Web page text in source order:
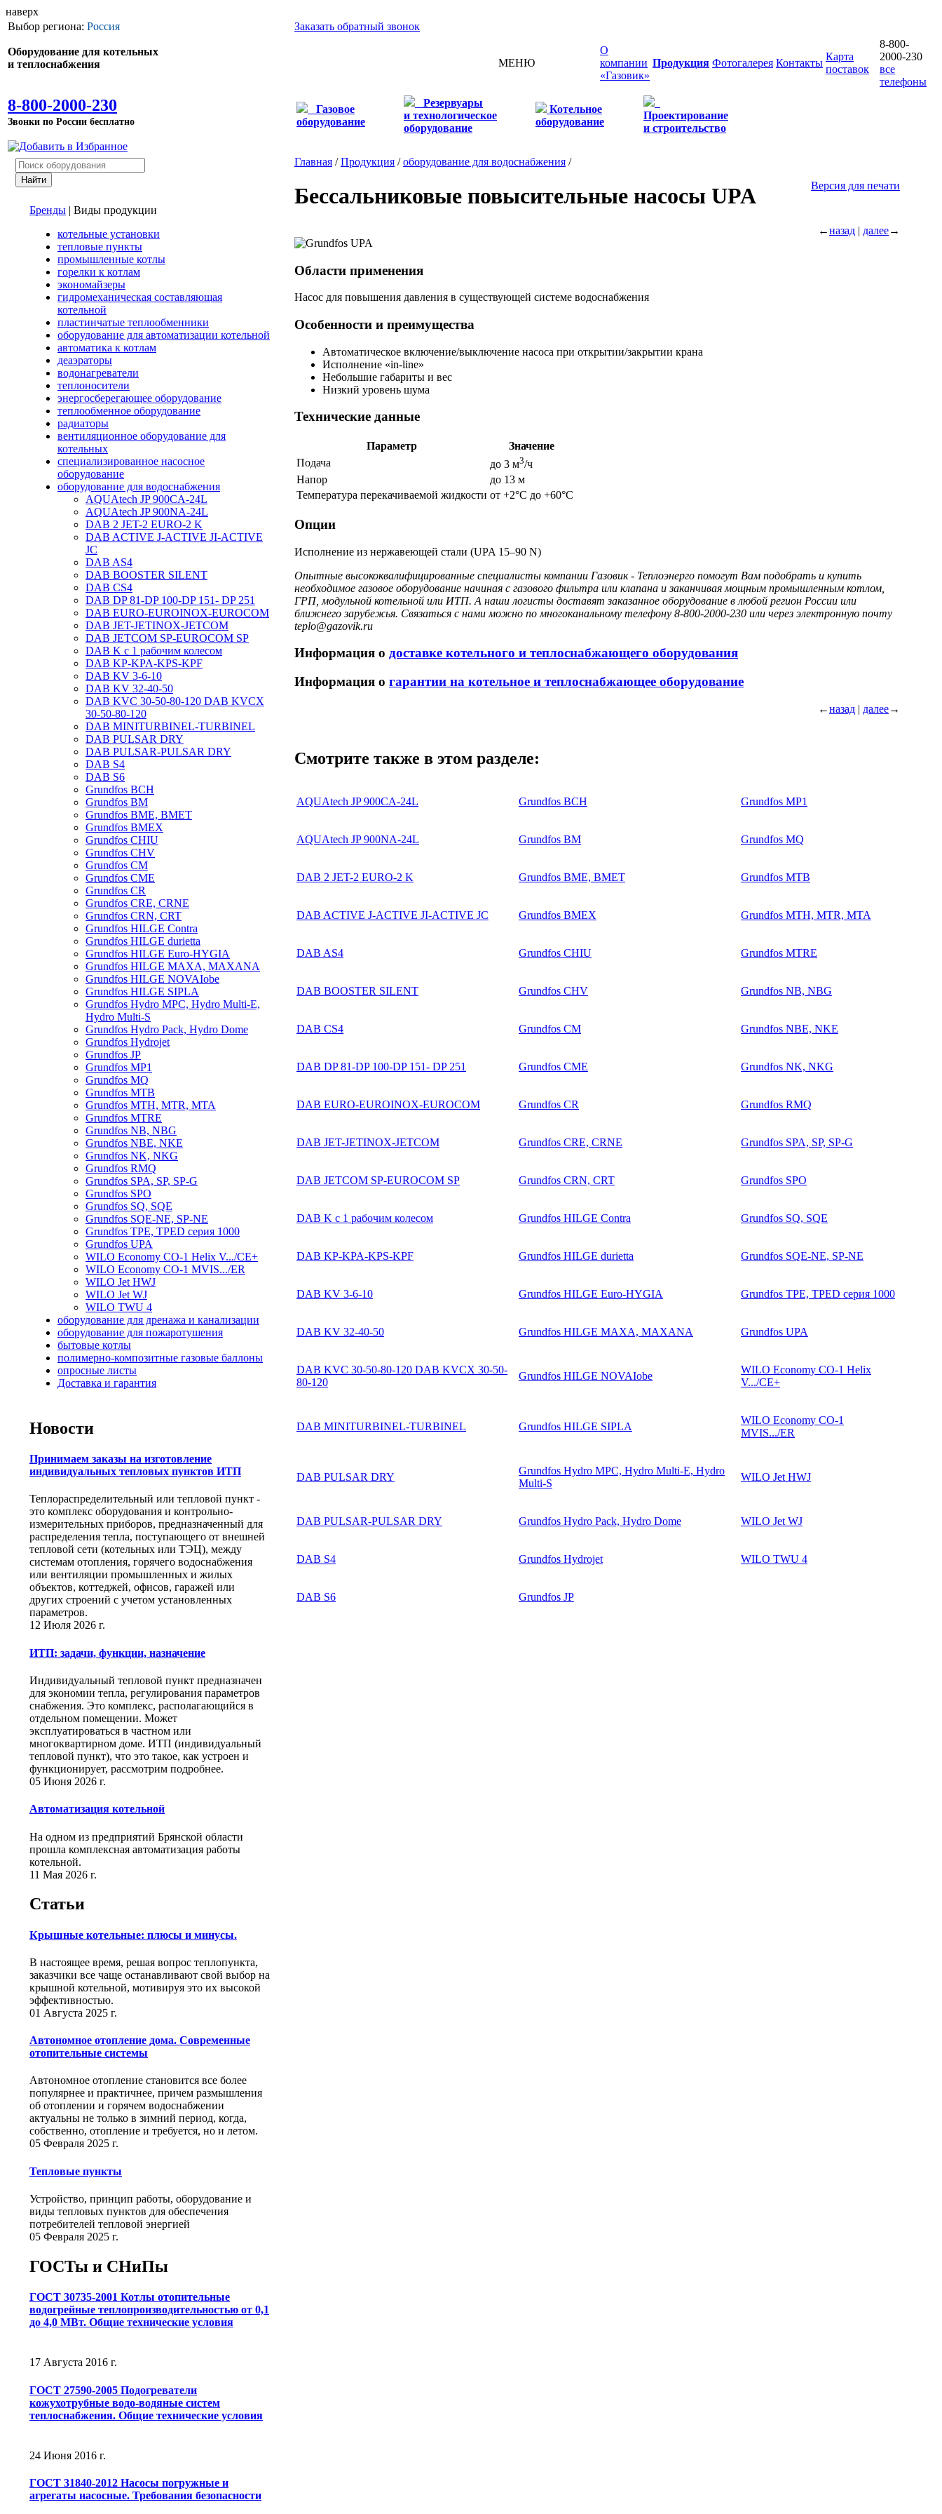
наверх
Выбор региона: Россия
Оборудование для котельных
и теплоснабжения
8-800-2000-230
Звонки по России бесплатно
Заказать обратный звонок
МЕНЮ
О
компании
«Газовик»
Продукция Фотогалерея Контакты
Карта
поставок
8-800-
2000-230
все
телефоны
Газовое
оборудование
Резервуары
и технологическое
оборудование
Котельное
оборудование
Проектирование
и строительство
Бренды | Виды продукции
котельные установки
тепловые пункты
промышленные котлы
горелки к котлам
экономайзеры
гидромеханическая составляющая
котельной
пластинчатые теплообменники
оборудование для автоматизации котельной
автоматика к котлам
деаэраторы
водонагреватели
теплоносители
энергосберегающее оборудование
теплообменное оборудование
радиаторы
вентиляционное оборудование для
котельных
специализированное насосное
оборудование
оборудование для водоснабжения
AQUAtech JP 900CA-24L
AQUAtech JP 900NA-24L
DAB 2 JET-2 EURO-2 K
DAB ACTIVE J-ACTIVE JI-ACTIVE
JC
DAB AS4
DAB BOOSTER SILENT
DAB CS4
DAB DP 81-DP 100-DP 151- DP 251
DAB EURO-EUROINOX-EUROCOM
DAB JET-JETINOX-JETCOM
DAB JETCOM SP-EUROCOM SP
DAB K с 1 рабочим колесом
DAB KP-KPA-KPS-KPF
DAB KV 3-6-10
DAB KV 32-40-50
DAB KVC 30-50-80-120 DAB KVCX
30-50-80-120
DAB MINITURBINEL-TURBINEL
DAB PULSAR DRY
DAB PULSAR-PULSAR DRY
DAB S4
DAB S6
Grundfos BCH
Grundfos BM
Grundfos BME, BMET
Grundfos BMEX
Grundfos CHIU
Grundfos CHV
Grundfos CM
Grundfos CME
Grundfos CR
Grundfos CRE, CRNE
Grundfos CRN, CRT
Grundfos HILGE Contra
Grundfos HILGE durietta
Grundfos HILGE Euro-HYGIA
Grundfos HILGE MAXA, MAXANA
Grundfos HILGE NOVAIobe
Grundfos HILGE SIPLA
Grundfos Hydro MPC, Hydro Multi-E,
Hydro Multi-S
Grundfos Hydro Pack, Hydro Dome
Grundfos Hydrojet
Grundfos JP
Grundfos MP1
Grundfos MQ
Grundfos MTB
Grundfos MTH, MTR, MTA
Grundfos MTRE
Grundfos NB, NBG
Grundfos NBE, NKE
Grundfos NK, NKG
Grundfos RMQ
Grundfos SPA, SP, SP-G
Grundfos SPO
Grundfos SQ, SQE
Grundfos SQE-NE, SP-NE
Grundfos TPE, TPED серия 1000
Grundfos UPA
WILO Economy CO-1 Helix V.../CE+
WILO Economy CO-1 MVIS.../ER
WILO Jet HWJ
WILO Jet WJ
WILO TWU 4
оборудование для дренажа и канализации
оборудование для пожаротушения
бытовые котлы
полимерно-композитные газовые баллоны
опросные листы
Доставка и гарантия
Новости
Принимаем заказы на изготовление
индивидуальных тепловых пунктов ИТП
Теплораспределительный или тепловой пункт -
это комплекс оборудования и контрольно-
измерительных приборов, предназначенный для
распределения тепла, поступающего от внешней
тепловой сети (котельных или ТЭЦ), между
системам отопления, горячего водоснабжения
или вентиляции промышленных и жилых
объектов, коттеджей, офисов, гаражей или
других строений с учетом установленных
параметров.
12 Июля 2026 г.
ИТП: задачи, функции, назначение
Индивидуальный тепловой пункт предназначен
для экономии тепла, регулирования параметров
снабжения. Это комплекс, располагающийся в
отдельном помещении. Может
эксплуатироваться в частном или
многоквартирном доме. ИТП (индивидуальный
тепловой пункт), что это такое, как устроен и
функционирует, рассмотрим подробнее.
05 Июня 2026 г.
Автоматизация котельной
На одном из предприятий Брянской области
прошла комплексная автоматизация работы
котельной.
11 Мая 2026 г.
Статьи
Крышные котельные: плюсы и минусы.
В настоящее время, решая вопрос теплопункта,
заказчики все чаще останавливают свой выбор на
крышной котельной, мотивируя это их высокой
эффективностью.
01 Августа 2025 г.
Автономное отопление дома. Современные
отопительные системы
Автономное отопление становится все более
популярнее и практичнее, причем размышления
об отоплении и горячем водоснабжении
актуальны не только в зимний период, когда,
собственно, отопление и требуется, но и летом.
05 Февраля 2025 г.
Тепловые пункты
Устройство, принцип работы, оборудование и
виды тепловых пунктов для обеспечения
потребителей тепловой энергией
05 Февраля 2025 г.
ГОСТы и СНиПы
ГОСТ 30735-2001 Котлы отопительные
водогрейные теплопроизводительностью от 0,1
до 4,0 МВт. Общие технические условия
17 Августа 2016 г.
ГОСТ 27590-2005 Подогреватели
кожухотрубные водо-водяные систем
теплоснабжения. Общие технические условия
24 Июня 2016 г.
ГОСТ 31840-2012 Насосы погружные и
агрегаты насосные. Требования безопасности
Главная /Продукция /оборудование для водоснабжения /
Версия для печати
Бессальниковые повысительные насосы UPA
←назад | далее→
Области применения
Насос для повышения давления в существующей системе водоснабжения
Особенности и преимущества
Автоматическое включение/выключение насоса при открытии/закрытии крана
Исполнение «in-line»
Небольшие габариты и вес
Низкий уровень шума
Технические данные
Параметр
Значение
Подача
до 3 м3/ч
Напор
до 13 м
Температура перекачиваемой жидкости от +2°C до +60°C
Опции
Исполнение из нержавеющей стали (UPA 15–90 N)
Опытные высококвалифицированные специалисты компании Газовик - Теплоэнерго помогут Вам подобрать и купить
необходимое газовое оборудование начиная с газового фильтра или клапана и заканчивая мощным промышленным котлом,
ГРП, модульной котельной или ИТП. А наши логисты доставят заказанное оборудование в любой регион России или
ближнего зарубежья. Связаться с нами можно по многоканальному телефону 8-800-2000-230 или через электронную почту
teplo@gazovik.ru
Информация о доставке котельного и теплоснабжающего оборудования
Информация о гарантии на котельное и теплоснабжающее оборудование
←назад | далее→
Смотрите также в этом разделе:
AQUAtech JP 900CA-24L Grundfos BCH Grundfos MP1
AQUAtech JP 900NA-24L Grundfos BM Grundfos MQ
DAB 2 JET-2 EURO-2 K Grundfos BME, BMET Grundfos MTB
DAB ACTIVE J-ACTIVE JI-ACTIVE JC Grundfos BMEX Grundfos MTH, MTR, MTA
DAB AS4 Grundfos CHIU Grundfos MTRE
DAB BOOSTER SILENT Grundfos CHV Grundfos NB, NBG
DAB CS4 Grundfos CM Grundfos NBE, NKE
DAB DP 81-DP 100-DP 151- DP 251 Grundfos CME Grundfos NK, NKG
DAB EURO-EUROINOX-EUROCOM Grundfos CR Grundfos RMQ
DAB JET-JETINOX-JETCOM Grundfos CRE, CRNE Grundfos SPA, SP, SP-G
DAB JETCOM SP-EUROCOM SP Grundfos CRN, CRT Grundfos SPO
DAB K с 1 рабочим колесом Grundfos HILGE Contra Grundfos SQ, SQE
DAB KP-KPA-KPS-KPF Grundfos HILGE durietta Grundfos SQE-NE, SP-NE
DAB KV 3-6-10 Grundfos HILGE Euro-HYGIA Grundfos TPE, TPED серия 1000
DAB KV 32-40-50 Grundfos HILGE MAXA, MAXANA Grundfos UPA
DAB KVC 30-50-80-120 DAB KVCX 30-50-
80-120
Grundfos HILGE NOVAIobe
WILO Economy CO-1 Helix
V.../CE+
DAB MINITURBINEL-TURBINEL Grundfos HILGE SIPLA
WILO Economy CO-1
MVIS.../ER
DAB PULSAR DRY
Grundfos Hydro MPC, Hydro Multi-E, Hydro
Multi-S
WILO Jet HWJ
DAB PULSAR-PULSAR DRY Grundfos Hydro Pack, Hydro Dome WILO Jet WJ
DAB S4 Grundfos Hydrojet WILO TWU 4
DAB S6 Grundfos JP